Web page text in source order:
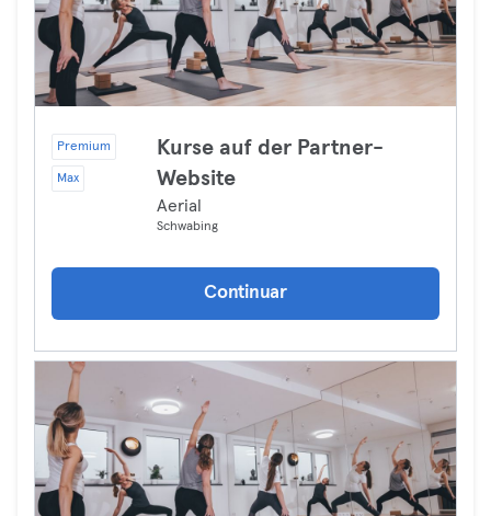
Premium
Max
Kurse auf der Partner-
Website
Aerial
Schwabing
Continuar